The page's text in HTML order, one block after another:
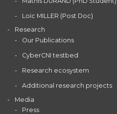
Loïc MILLER (Post Doc)
Research
Our Publications
CyberCNI testbed
Research ecosystem
Additional research projects
Media
Press